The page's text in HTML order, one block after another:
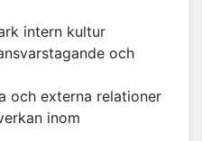
intern kultur
och
och externa relationer
inom